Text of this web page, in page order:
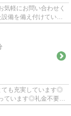
気軽にお問い合わせく
備を備え付けていま
ても充実しています◎
ています◎礼金不要は